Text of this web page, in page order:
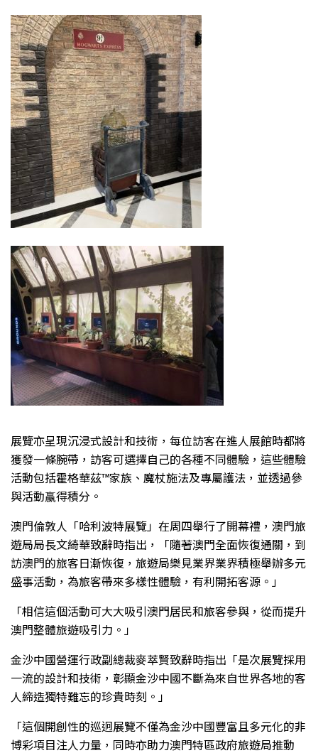
展覽亦呈現沉浸式設計和技術，每位訪客在進人展館時都將
獲發一條腕帶，訪客可選擇自己的各種不同體驗，這些體驗
活動包括霍格華茲™家族、魔杖施法及專屬護法，並透過參
與活動赢得積分。
澳門倫敦人「哈利波特展覽」在周四舉行了開幕禮，澳門旅
遊局局長文綺華致辭時指出，「隨著澳門全面恢復通關，到
訪澳門的旅客日漸恢復，旅遊局樂見業界業界積極舉辦多元
盛事活動，為旅客帶來多樣性體驗，有利開拓客源。」
「相信這個活動可大大吸引澳門居民和旅客參與，從而提升
澳門整體旅遊吸引力。」
金沙中國營運行政副總裁麥萃賢致辭時指出「是次展覽採用
一流的設計和技術，彰顯金沙中國不斷為來自世界各地的客
人締造獨特難忘的珍貴時刻。」
「這個開創性的巡迥展覽不僅為金沙中國豐富且多元化的非
博彩項目注人力量，同時亦助力澳門特區政府旅遊局推動